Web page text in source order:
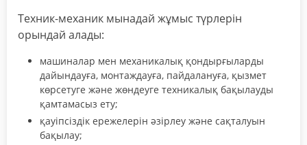
Техник-механик мынадай жұмыс түрлерін
орындай алады:
машиналар мен механикалық қондырғыларды
дайындауға, монтаждауға, пайдалануға, қызмет
көрсетуге және жөндеуге техникалық бақылауды
қамтамасыз ету;
қауіпсіздік ережелерін әзірлеу және сақталуын
бақылау;